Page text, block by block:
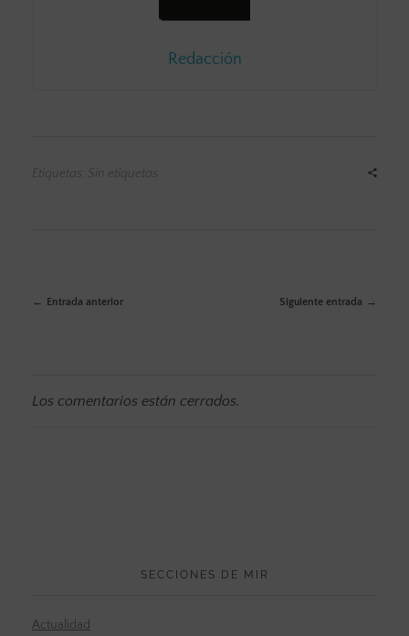
Redacción
Etiquetas: Sin etiquetas
Entrada anterior Siguiente entrada
Los comentarios están cerrados.
SECCIONES DE MIR
Actualidad